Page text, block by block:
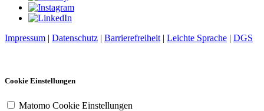
Impressum | Datenschutz | Barrierefreiheit | Leichte Sprache | DGS
Cookie Einstellungen
Matomo Cookie Einstellungen